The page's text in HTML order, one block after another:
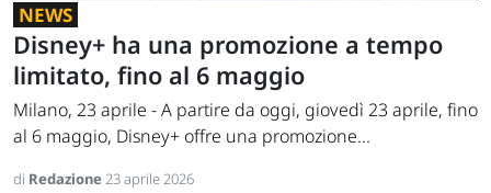
NEWS
Disney+ ha una promozione a tempo
limitato, fino al 6 maggio
Milano, 23 aprile - A partire da oggi, giovedì 23 aprile, fino
al 6 maggio, Disney+ offre una promozione...
di Redazione23 aprile 2026